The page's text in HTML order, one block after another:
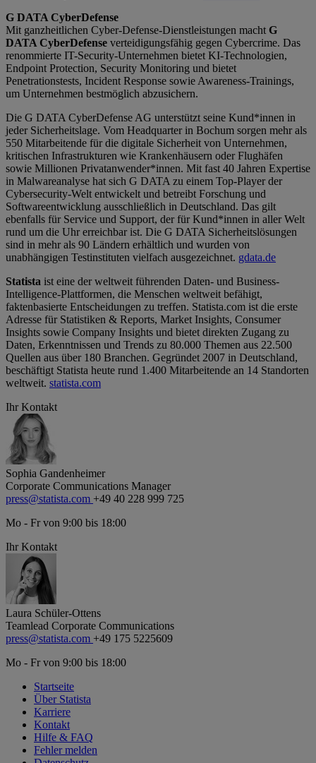
G DATA CyberDefense
Mit ganzheitlichen Cyber-Defense-Dienstleistungen macht G
DATA CyberDefense verteidigungsfähig gegen Cybercrime. Das
renommierte IT-Security-Unternehmen bietet KI-Technologien,
Endpoint Protection, Security Monitoring und bietet
Penetrationstests, Incident Response sowie Awareness-Trainings,
um Unternehmen bestmöglich abzusichern.
Die G DATA CyberDefense AG unterstützt seine Kund*innen in
jeder Sicherheitslage. Vom Headquarter in Bochum sorgen mehr als
550 Mitarbeitende für die digitale Sicherheit von Unternehmen,
kritischen Infrastrukturen wie Krankenhäusern oder Flughäfen
sowie Millionen Privatanwender*innen. Mit fast 40 Jahren Expertise
in Malwareanalyse hat sich G DATA zu einem Top-Player der
Cybersecurity-Welt entwickelt und betreibt Forschung und
Softwareentwicklung ausschließlich in Deutschland. Das gilt
ebenfalls für Service und Support, der für Kund*innen in aller Welt
rund um die Uhr erreichbar ist. Die G DATA Sicherheitslösungen
sind in mehr als 90 Ländern erhältlich und wurden von
unabhängigen Testinstituten vielfach ausgezeichnet. gdata.de
Statista ist eine der weltweit führenden Daten- und Business-
Intelligence-Plattformen, die Menschen weltweit befähigt,
faktenbasierte Entscheidungen zu treffen. Statista.com ist die erste
Adresse für Statistiken & Reports, Market Insights, Consumer
Insights sowie Company Insights und bietet direkten Zugang zu
Daten, Erkenntnissen und Trends zu 80.000 Themen aus 22.500
Quellen aus über 180 Branchen. Gegründet 2007 in Deutschland,
beschäftigt Statista heute rund 1.400 Mitarbeitende an 14 Standorten
weltweit. statista.com
Ihr Kontakt
Sophia Gandenheimer
Corporate Communications Manager
press@statista.com +49 40 228 999 725
Mo - Fr von 9:00 bis 18:00
Ihr Kontakt
Laura Schüler-Ottens
Teamlead Corporate Communications
press@statista.com +49 175 5225609
Mo - Fr von 9:00 bis 18:00
Startseite
Über Statista
Karriere
Kontakt
Hilfe & FAQ
Fehler melden